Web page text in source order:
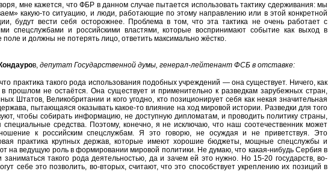
мне кажется, что ФБР в данном случае пытается использовать тактику сдерживания: мы
какую-то ситуацию, и люди, работающие по этому направлению или в этой конкретной
будут вести себя осторожнее. Проблема в том, что эта тактика не очень работает с
спецслужбами и российскими властями, которые воспринимают событие как выход в
поле и должны не потерять лицо, ответить максимально жёстко.
в, депутат Государственной думы, генерал-лейтенант ФСБ в отставке:
практика такого рода использования подобных учреждений — она существует. Ничего, как
в прошлом не остаётся. Она существует и применительно к разведкам зарубежных стран,
Штатов, Великобритании и кого угодно, кто позиционирует себя как некая значительная
пытающаяся оказывать какое-то влияние на ход мировой истории. Разведки для того
чтобы собирать информацию, не доступную дипломатам, и проводить политику страны,
специальные средства. Поэтому, конечно, я не исключаю, что наш соотечественник может
к российским спецслужбам. Я это говорю, не осуждая и не приветствуя. Это
практика крупных держав, которые имеют хорошие бюджеты, мощные спецслужбы и
на ведущую роль в формировании мировой политики. Не думаю, что какая-нибудь Сербия в
заниматься такого рода деятельностью, да и зачем ей это нужно. Но 15-20 государств, во-
себе это позволить, во-вторых, считают, что это способствует укреплению их позиций в